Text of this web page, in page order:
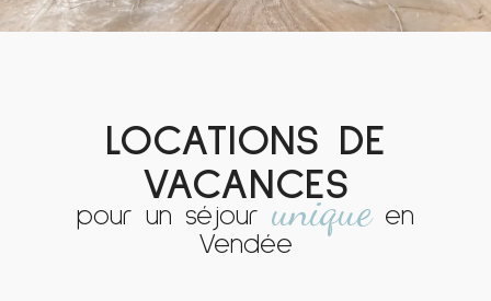
LOCATIONS DE
VACANCES
pour un séjour uniqueen
Vendée